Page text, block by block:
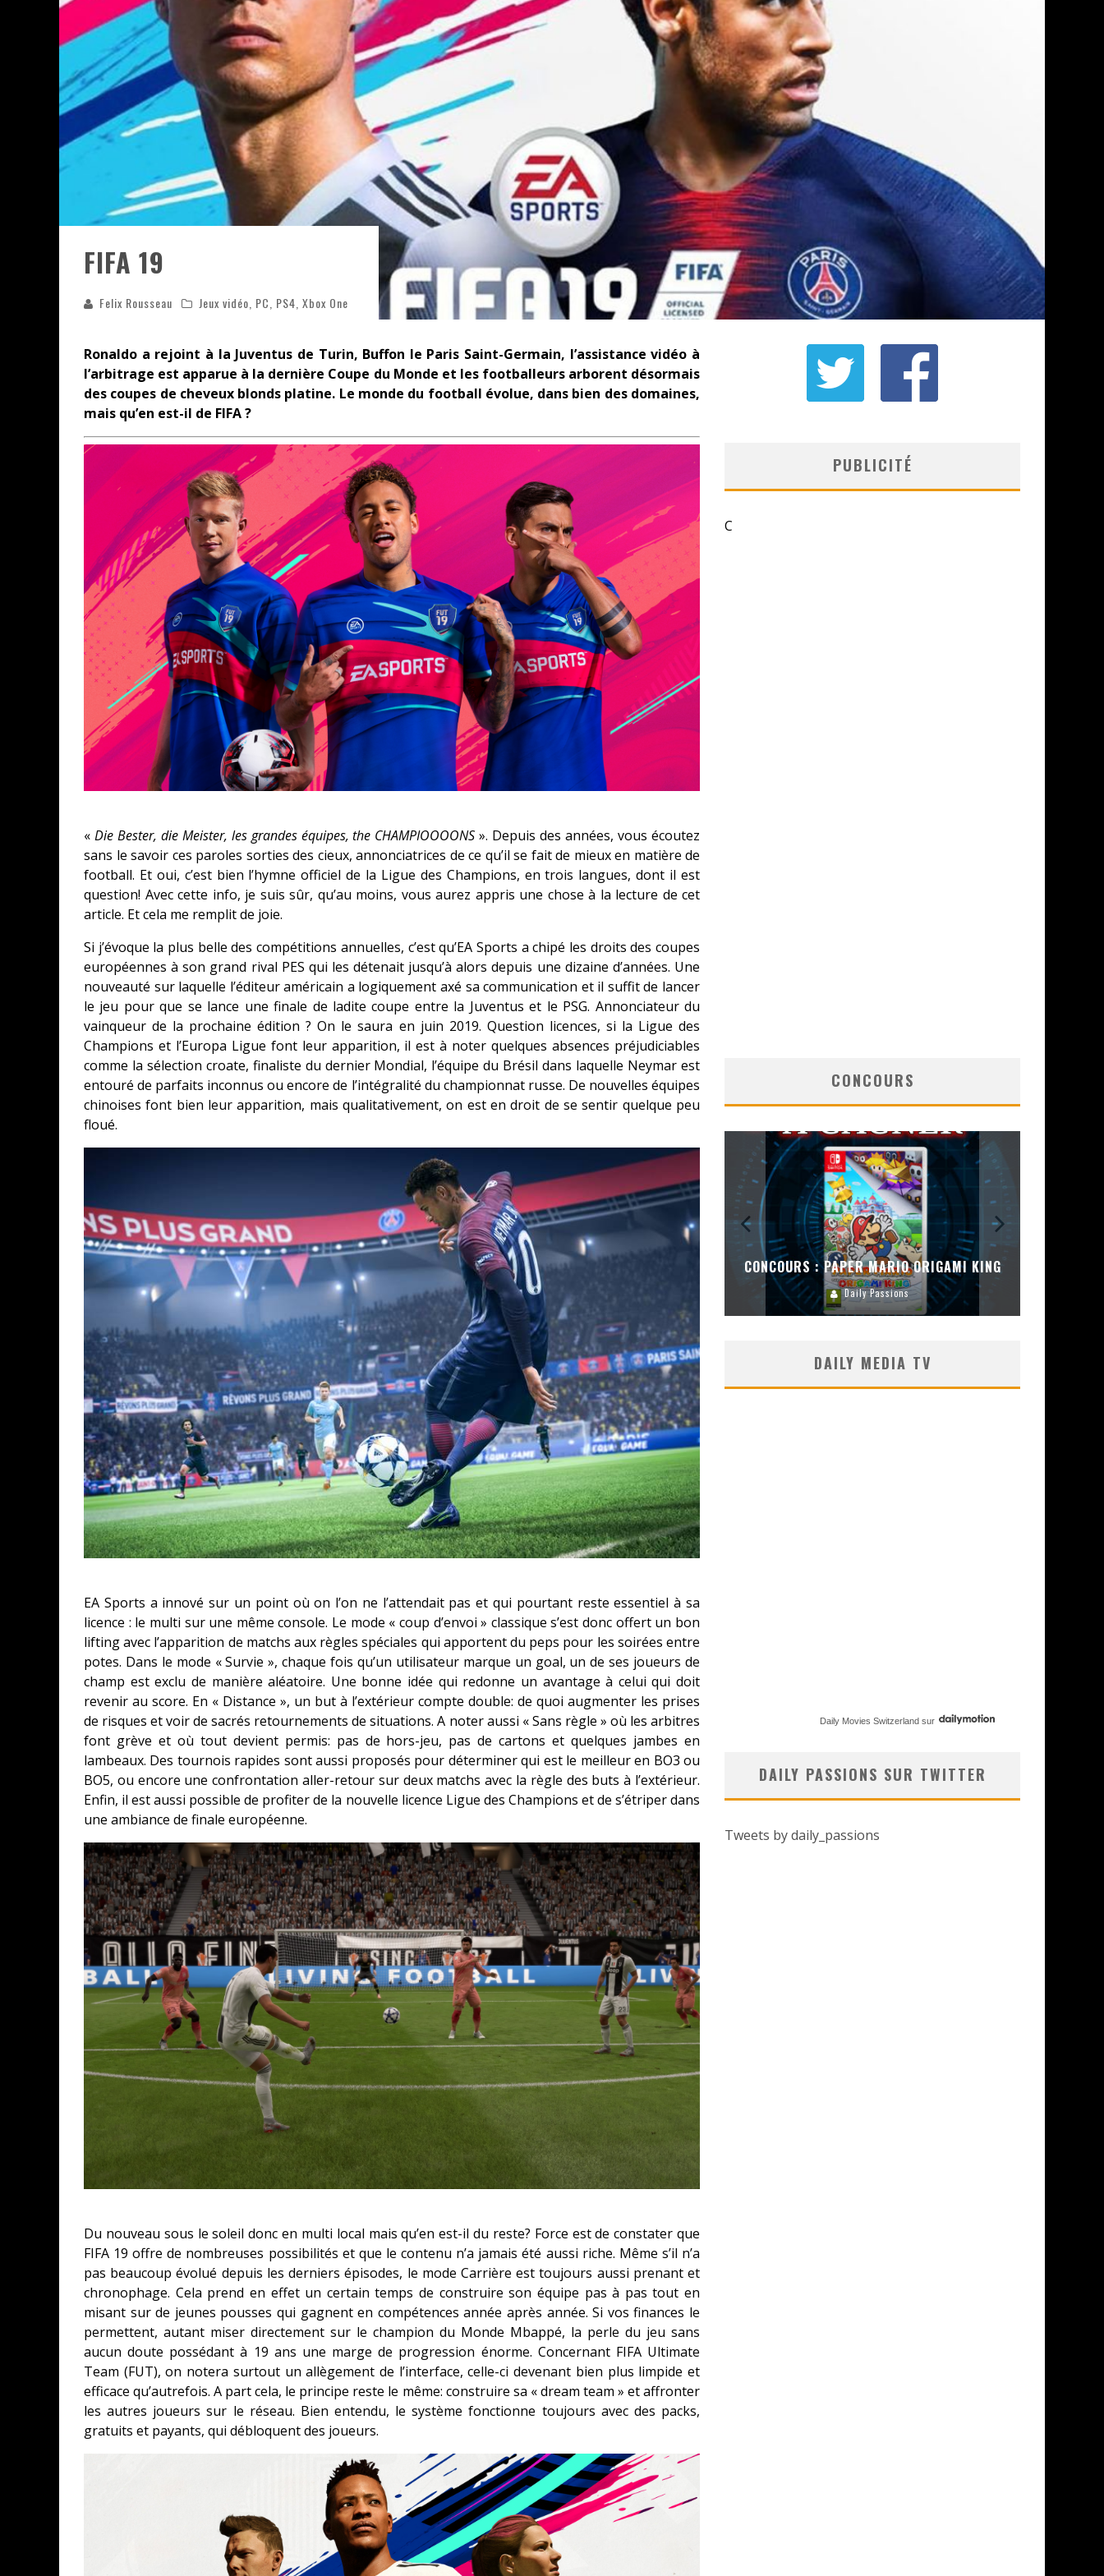
ASSASSIN'S CREED BLACK FLAG RESYNCED
« LE VENT DAND LES SAULES » - UNE BELLE HISTOIRE !
« DAMN THEM ALL » - UN DUO DE CHOC !
YOSHI AND THE MYSTERIOUS BOOK
FIFA 19
Felix Rousseau Jeux vidéo PC PS4 Xbox One
Ronaldo a rejoint à la Juventus de Turin, Buffon le Paris Saint-Germain, l’assistance vidéo à
l’arbitrage est apparue à la dernière Coupe du Monde et les footballeurs arborent désormais
des coupes de cheveux blonds platine. Le monde du football évolue, dans bien des domaines,
mais qu’en est-il de FIFA ?
« Die Bester, die Meister, les grandes équipes, the CHAMPIOOOONS ». Depuis des années, vous écoutez
sans le savoir ces paroles sorties des cieux, annonciatrices de ce qu’il se fait de mieux en matière de
football. Et oui, c’est bien l’hymne officiel de la Ligue des Champions, en trois langues, dont il est
question! Avec cette info, je suis sûr, qu’au moins, vous aurez appris une chose à la lecture de cet
article. Et cela me remplit de joie.
Si j’évoque la plus belle des compétitions annuelles, c’est qu’EA Sports a chipé les droits des coupes
européennes à son grand rival PES qui les détenait jusqu’à alors depuis une dizaine d’années. Une
nouveauté sur laquelle l’éditeur américain a logiquement axé sa communication et il suffit de lancer
le jeu pour que se lance une finale de ladite coupe entre la Juventus et le PSG. Annonciateur du
vainqueur de la prochaine édition ? On le saura en juin 2019. Question licences, si la Ligue des
Champions et l’Europa Ligue font leur apparition, il est à noter quelques absences préjudiciables
comme la sélection croate, finaliste du dernier Mondial, l’équipe du Brésil dans laquelle Neymar est
entouré de parfaits inconnus ou encore de l’intégralité du championnat russe. De nouvelles équipes
chinoises font bien leur apparition, mais qualitativement, on est en droit de se sentir quelque peu
floué.
EA Sports a innové sur un point où on l’on ne l’attendait pas et qui pourtant reste essentiel à sa
licence : le multi sur une même console. Le mode « coup d’envoi » classique s’est donc offert un bon
lifting avec l’apparition de matchs aux règles spéciales qui apportent du peps pour les soirées entre
potes. Dans le mode « Survie », chaque fois qu’un utilisateur marque un goal, un de ses joueurs de
champ est exclu de manière aléatoire. Une bonne idée qui redonne un avantage à celui qui doit
revenir au score. En « Distance », un but à l’extérieur compte double: de quoi augmenter les prises
de risques et voir de sacrés retournements de situations. A noter aussi « Sans règle » où les arbitres
font grève et où tout devient permis: pas de hors-jeu, pas de cartons et quelques jambes en
lambeaux. Des tournois rapides sont aussi proposés pour déterminer qui est le meilleur en BO3 ou
BO5, ou encore une confrontation aller-retour sur deux matchs avec la règle des buts à l’extérieur.
Enfin, il est aussi possible de profiter de la nouvelle licence Ligue des Champions et de s’étriper dans
une ambiance de finale européenne.
Du nouveau sous le soleil donc en multi local mais qu’en est-il du reste? Force est de constater que
FIFA 19 offre de nombreuses possibilités et que le contenu n’a jamais été aussi riche. Même s’il n’a
pas beaucoup évolué depuis les derniers épisodes, le mode Carrière est toujours aussi prenant et
chronophage. Cela prend en effet un certain temps de construire son équipe pas à pas tout en
misant sur de jeunes pousses qui gagnent en compétences année après année. Si vos finances le
permettent, autant miser directement sur le champion du Monde Mbappé, la perle du jeu sans
aucun doute possédant à 19 ans une marge de progression énorme. Concernant FIFA Ultimate
Team (FUT), on notera surtout un allègement de l’interface, celle-ci devenant bien plus limpide et
efficace qu’autrefois. A part cela, le principe reste le même: construire sa « dream team » et affronter
les autres joueurs sur le réseau. Bien entendu, le système fonctionne toujours avec des packs,
gratuits et payants, qui débloquent des joueurs.
PUBLICITÉ
C
CONCOURS
CONCOURS : CALENDRIER DE L’AVENT – UNE
COPIE DU JEU « GRID, ULTIMATE EDITION »
SUR XBOX ONE OU PS4
Daily Passions
CONCOURS : PAPER MARIO ORIGAMI KING
Daily Passions
CONCOURS : DREAMS SUR PS4
Carlos Mühlig
DAILY MEDIA TV
Daily Movies Switzerland sur
DAILY PASSIONS SUR TWITTER
Tweets by daily_passions